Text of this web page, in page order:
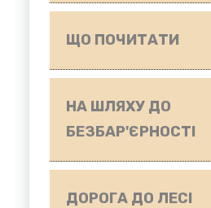
ЩО ПОЧИТАТИ
НА ШЛЯХУ ДО
БЕЗБАР'ЄРНОСТІ
ДОРОГА ДО ЛЕСІ